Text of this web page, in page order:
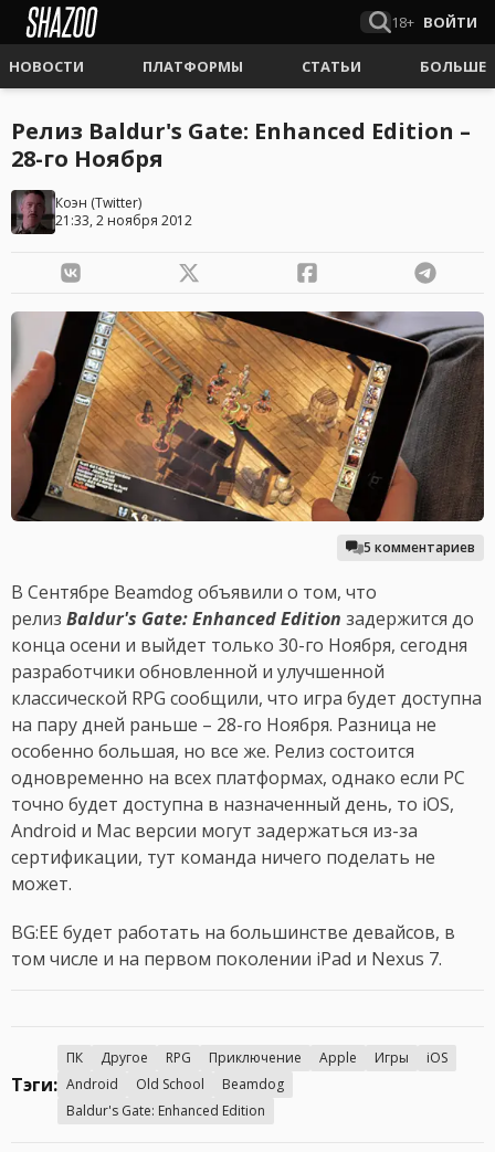
18+ ВОЙТИ
НОВОСТИ ПЛАТФОРМЫ СТАТЬИ БОЛЬШЕ
Релиз Baldur's Gate: Enhanced Edition –
28-го Ноября
Коэн (Twitter)
21:33, 2 ноября 2012
5 комментариев
В Сентябре Beamdog объявили о том, что
релиз Baldur's Gate: Enhanced Edition задержится до
конца осени и выйдет только 30-го Ноября, сегодня
разработчики обновленной и улучшенной
классической RPG сообщили, что игра будет доступна
на пару дней раньше – 28-го Ноября. Разница не
особенно большая, но все же. Релиз состоится
одновременно на всех платформах, однако если PC
точно будет доступна в назначенный день, то iOS,
Android и Mac версии могут задержаться из-за
сертификации, тут команда ничего поделать не
может.
BG:EE будет работать на большинстве девайсов, в
том числе и на первом поколении iPad и Nexus 7.
Тэги:
ПК Другое RPG Приключение Apple Игры
iOS
Android
Old School
Beamdog
Baldur's Gate: Enhanced Edition